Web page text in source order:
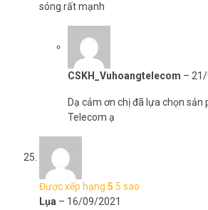
sóng rất mạnh
CSKH_Vuhoangtelecom –
Dạ cảm ơn chị đã lựa chọn sản
Telecom ạ
Được xếp hạng 5 5 sao
Lụa – 16/09/2021